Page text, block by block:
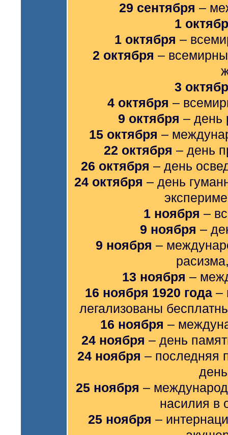
29 сентября –
1
1 октября –
2 октября –
3
4 октября –
9 октября – день
15 октября –
22 октября – день
26 октября – день
24 октября – день
1 ноября –
9 ноября –
9 ноября –
13 ноября –
16 ноября 1920 года–
легализованы
16 ноября –
24 ноября – день
24 ноября – последняя
25 ноября –
насилия в
25 ноября –